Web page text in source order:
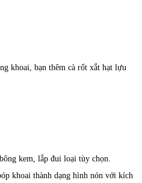
khoai, bạn thêm cà rốt xắt hạt lựu
kem, lắp đui loại tùy chọn.
khoai thành dạng hình nón với kích